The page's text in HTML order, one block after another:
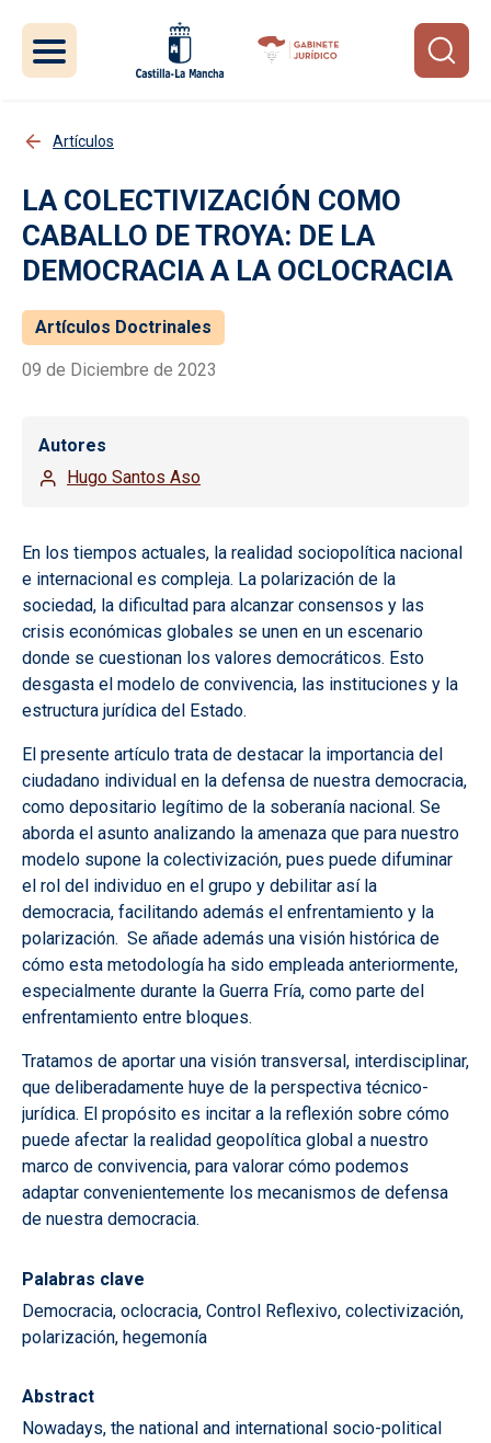
Artículos
LA COLECTIVIZACIÓN COMO
CABALLO DE TROYA: DE LA
DEMOCRACIA A LA OCLOCRACIA
Artículos Doctrinales
09 de Diciembre de 2023
Autores
Hugo Santos Aso
En los tiempos actuales, la realidad sociopolítica nacional
e internacional es compleja. La polarización de la
sociedad, la dificultad para alcanzar consensos y las
crisis económicas globales se unen en un escenario
donde se cuestionan los valores democráticos. Esto
desgasta el modelo de convivencia, las instituciones y la
estructura jurídica del Estado.
El presente artículo trata de destacar la importancia del
ciudadano individual en la defensa de nuestra democracia,
como depositario legítimo de la soberanía nacional. Se
aborda el asunto analizando la amenaza que para nuestro
modelo supone la colectivización, pues puede difuminar
el rol del individuo en el grupo y debilitar así la
democracia, facilitando además el enfrentamiento y la
polarización. Se añade además una visión histórica de
cómo esta metodología ha sido empleada anteriormente,
especialmente durante la Guerra Fría, como parte del
enfrentamiento entre bloques.
Tratamos de aportar una visión transversal, interdisciplinar,
que deliberadamente huye de la perspectiva técnico-
jurídica. El propósito es incitar a la reflexión sobre cómo
puede afectar la realidad geopolítica global a nuestro
marco de convivencia, para valorar cómo podemos
adaptar convenientemente los mecanismos de defensa
de nuestra democracia.
Palabras clave
Democracia, oclocracia, Control Reflexivo, colectivización,
polarización, hegemonía
Abstract
Nowadays, the national and international socio-political